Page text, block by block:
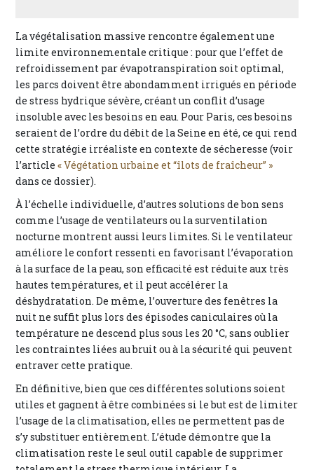
La végétalisation massive rencontre également une
limite environnementale critique : pour que l’effet de
refroidissement par évapotranspiration soit optimal,
les parcs doivent être abondamment irrigués en période
de stress hydrique sévère, créant un conflit d’usage
insoluble avec les besoins en eau. Pour Paris, ces besoins
seraient de l’ordre du débit de la Seine en été, ce qui rend
cette stratégie irréaliste en contexte de sécheresse (voir
l’article« Végétation urbaine et “îlots de fraîcheur” »
dans ce dossier).
À l’échelle individuelle, d’autres solutions de bon sens
comme l’usage de ventilateurs ou la surventilation
nocturne montrent aussi leurs limites. Si le ventilateur
améliore le confort ressenti en favorisant l’évaporation
à la surface de la peau, son efficacité est réduite aux très
hautes températures, et il peut accélérer la
déshydratation. De même, l’ouverture des fenêtres la
nuit ne suffit plus lors des épisodes caniculaires où la
température ne descend plus sous les 20 °C, sans oublier
les contraintes liées au bruit ou à la sécurité qui peuvent
entraver cette pratique.
En définitive, bien que ces différentes solutions soient
utiles et gagnent à être combinées si le but est de limiter
l’usage de la climatisation, elles ne permettent pas de
s’y substituer entièrement. L’étude démontre que la
climatisation reste le seul outil capable de supprimer